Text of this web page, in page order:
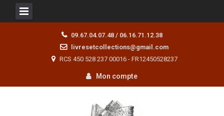
09.67.04.07.48 / 06.16.71.12.38
livresetcollections@gmail.com
RCS 450 528 237 00016 - FR12450528237
Mon compte